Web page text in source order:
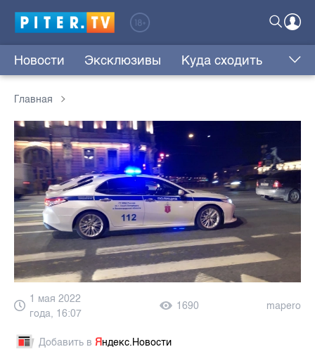
Новости Эксклюзивы Куда сходить
Главная
1 мая 2022
года, 16:07
1690 mapero
Добавить в Яндекс.Новости